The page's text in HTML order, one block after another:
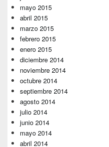
mayo 2015
abril 2015
marzo 2015
febrero 2015
enero 2015
diciembre 2014
noviembre 2014
octubre 2014
septiembre 2014
agosto 2014
julio 2014
junio 2014
mayo 2014
abril 2014